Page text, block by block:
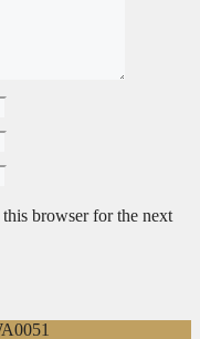
browser for the next